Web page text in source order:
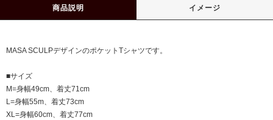
商品説明 イメージ
MASA SCULPデザインのポケットTシャツです。
■サイズ
M=身幅49cm、着丈71cm
L=身幅55m、着丈73cm
XL=身幅60cm、着丈77cm